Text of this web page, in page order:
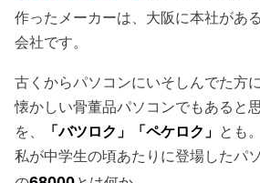
作ったメーカーは、大阪に本社があ
会社です。
古くからパソコンにいそしんでた方
懐かしい骨董品パソコンでもあると
を、
「バツロク」「ペケロク」 とも。
私が中学生の頃あたりに登場したパ